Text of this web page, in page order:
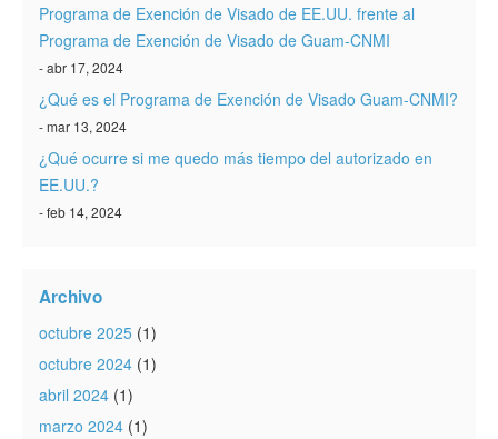
Programa de Exención de Visado de EE.UU. frente al
Programa de Exención de Visado de Guam-CNMI
- abr 17, 2024
¿Qué es el Programa de Exención de Visado Guam-CNMI?
- mar 13, 2024
¿Qué ocurre si me quedo más tiempo del autorizado en
EE.UU.?
- feb 14, 2024
Archivo
octubre 2025 (1)
octubre 2024 (1)
abril 2024 (1)
marzo 2024 (1)